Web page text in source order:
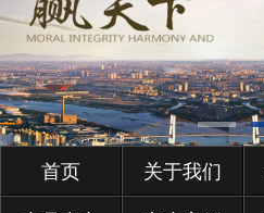
首页 关于我们